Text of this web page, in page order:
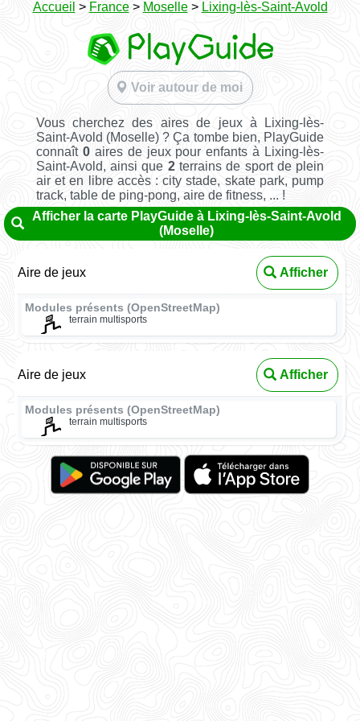
Accueil > France> Moselle> Lixing-lès-Saint-Avold
Voir autour de moi
Vous cherchez des aires de jeux à Lixing-lès-
Saint-Avold (Moselle) ? Ça tombe bien, PlayGuide
connaît 0aires de jeux pour enfants à Lixing-lès-
Saint-Avold, ainsi que 2terrains de sport de plein
air et en libre accès : city stade, skate park, pump
track, table de ping-pong, aire de fitness, ... !
Afficher la carte PlayGuide à Lixing-lès-Saint-Avold
(Moselle)
Aire de jeux Afficher
Modules présents (OpenStreetMap)
terrain multisports
Aire de jeux Afficher
Modules présents (OpenStreetMap)
terrain multisports